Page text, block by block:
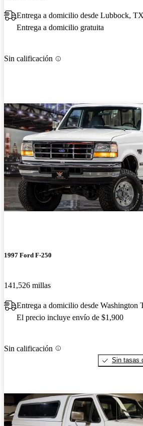
Entrega a domicilio desde Lubbock, TX
Entrega a domicilio gratuita
Sin calificación
1997 Ford F-250
141,526 millas
Entrega a domicilio desde Washington
El precio incluye envío de $1,900
Sin calificación
Sin tasas